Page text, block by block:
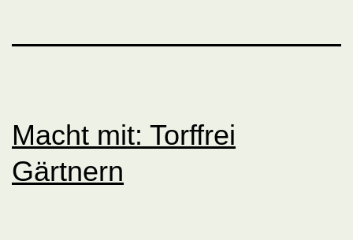
Macht mit: Torffrei
Gärtnern